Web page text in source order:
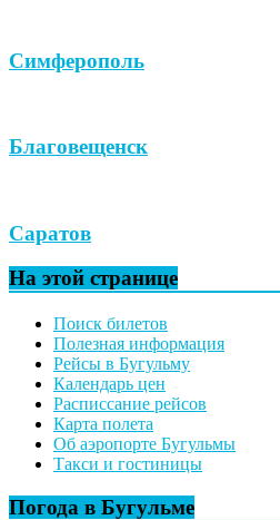
Симферополь
Благовещенск
Саратов
На этой странице
Поиск билетов
Полезная информация
Рейсы в Бугульму
Календарь цен
Расписсание рейсов
Карта полета
Об аэропорте Бугульмы
Такси и гостиницы
Погода в Бугульме